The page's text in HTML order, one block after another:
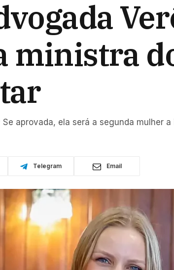
ministra
aprovada, ela será a segunda mulher
Telegram Email